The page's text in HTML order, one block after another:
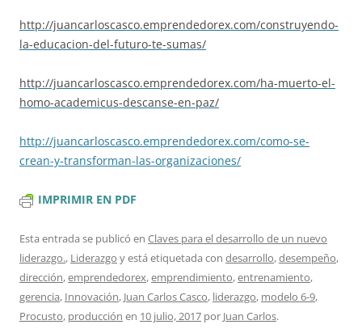
http://juancarloscasco.emprendedorex.com/construyendo-
la-educacion-del-futuro-te-sumas/
http://juancarloscasco.emprendedorex.com/ha-muerto-el-
homo-academicus-descanse-en-paz/
http://juancarloscasco.emprendedorex.com/como-se-
crean-y-transforman-las-organizaciones/
IMPRIMIR EN PDF
Esta entrada se publicó en Claves para el desarrollo de un nuevo
liderazgo., Liderazgo y está etiquetada con desarrollo,desempeño,
dirección,emprendedorex,emprendimiento,entrenamiento,
gerencia, Innovación, Juan Carlos Casco, liderazgo, modelo 6-9,
Procusto, producción en 10 julio, 2017 por Juan Carlos.